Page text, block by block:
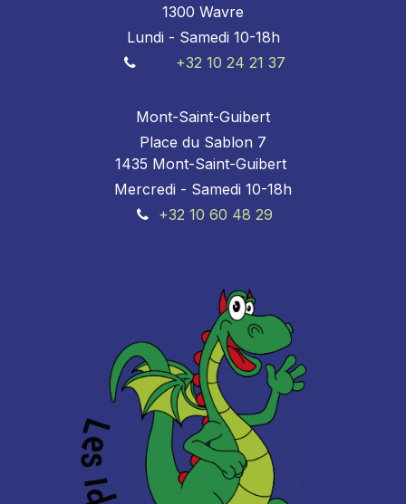
1300 Wavre
Lundi - Samedi 10-18h
+32 10 24 21 37
Mont-Saint-Guibert
Place du Sablon 7
1435 Mont-Saint-Guibert
Mercredi - Samedi 10-18h
+32 10 60 48 29